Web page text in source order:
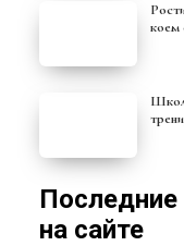
Ростислав Знаменский: «Если болит ахилл, ни в
коем
Школа бега СкиРан: план марафонской
Последние Комментарии
на сайте